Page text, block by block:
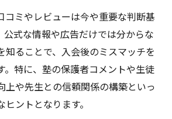
コミやレビューは今や重要な判断基
公式な情報や広告だけでは分からな
知ることで、入会後のミスマッチを
。特に、塾の保護者コメントや生徒
上や先生との信頼関係の構築といっ
ントとなります。